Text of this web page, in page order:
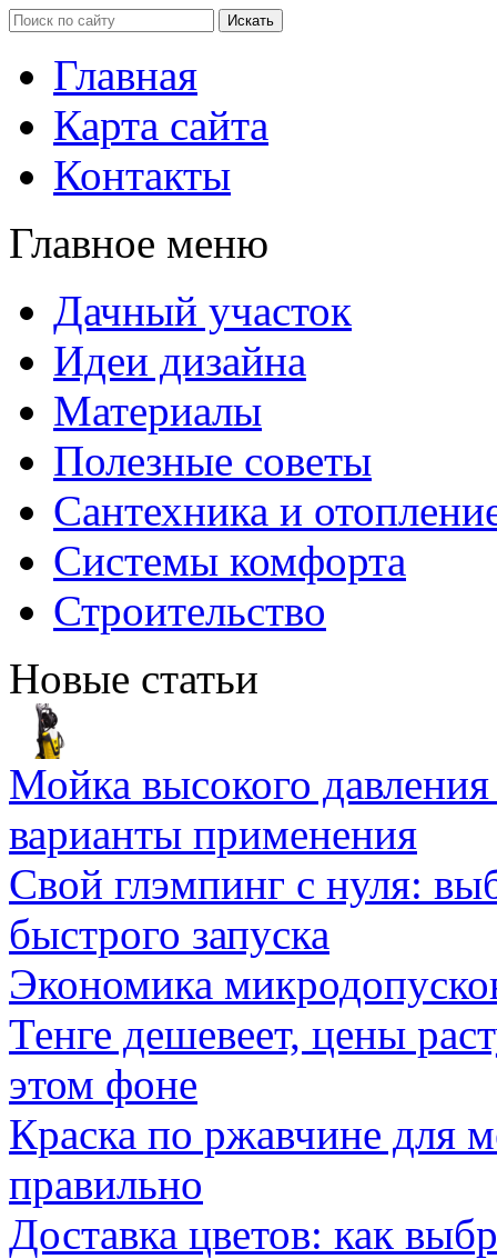
Главная
Карта сайта
Контакты
Главное меню
Дачный участок
Идеи дизайна
Материалы
Полезные советы
Сантехника и
Системы комфорта
Строительство
Новые статьи
Мойка высокого
варианты применения
Свой глэмпинг с нуля:
быстрого запуска
Экономика
Тенге дешевеет, цены
этом фоне
Краска по ржавчине для
правильно
Доставка цветов: как